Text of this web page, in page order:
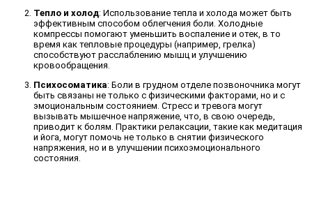
Тепло и холод: Использование тепла и холода может быть
эффективным способом облегчения боли. Холодные
компрессы помогают уменьшить воспаление и отек, в то
время как тепловые процедуры (например, грелка)
способствуют расслаблению мышц и улучшению
кровообращения.
Психосоматика: Боли в грудном отделе позвоночника могут
быть связаны не только с физическими факторами, но и с
эмоциональным состоянием. Стресс и тревога могут
вызывать мышечное напряжение, что, в свою очередь,
приводит к болям. Практики релаксации, такие как медитация
и йога, могут помочь не только в снятии физического
напряжения, но и в улучшении психоэмоционального
состояния.